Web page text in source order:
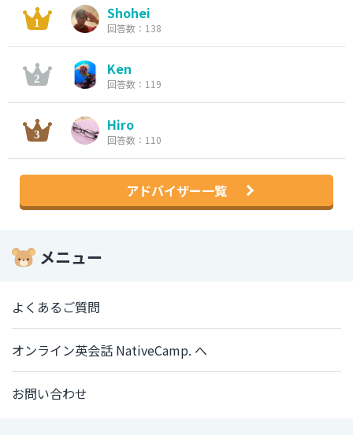
Shohei
回答数：138
Ken
回答数：119
Hiro
回答数：110
アドバイザー一覧
メニュー
よくあるご質問
オンライン英会話 NativeCamp. へ
お問い合わせ